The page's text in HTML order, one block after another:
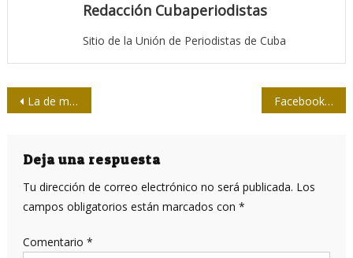
Redacción Cubaperiodistas
Sitio de la Unión de Periodistas de Cuba
Navegación
entradas
La de maestro: sublime profesión de amor Facebook a la caza de las “fake news”
Deja una respuesta
Tu dirección de correo electrónico no será publicada. Los
campos obligatorios están marcados con *
Comentario *